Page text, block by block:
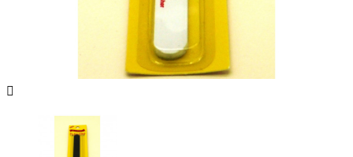
